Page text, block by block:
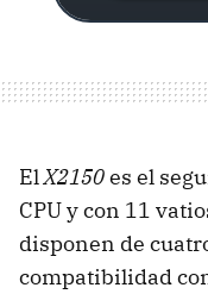
ElX2150es el
CPU y con 11
disponen de
compatibilidad